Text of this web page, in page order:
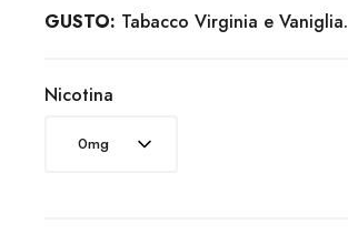
GUSTO: Tabacco Virginia e Vaniglia.
Nicotina